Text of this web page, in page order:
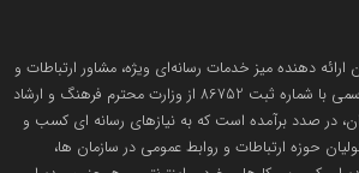
رسانه گزارش خبر
ارائه دهنده میز خدمات رسانه‌ای ویژه، مشاور ارتباطات و
رسانه و دارنده مجوز رسانه رسمی با شماره ثبت 86752 از وزارت محترم فرهنگ و ارشاد
در صدد برآمده است که به نیازهای رسانه ای کسب و
حوزه ارتباطات و روابط عمومی در سازمان ها،